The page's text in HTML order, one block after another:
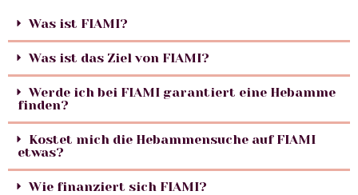
Was ist FIAMI?
Was ist das Ziel von FIAMI?
Werde ich bei FIAMI garantiert eine Hebamme
finden?
Kostet mich die Hebammensuche auf FIAMI
etwas?
Wie finanziert sich FIAMI?